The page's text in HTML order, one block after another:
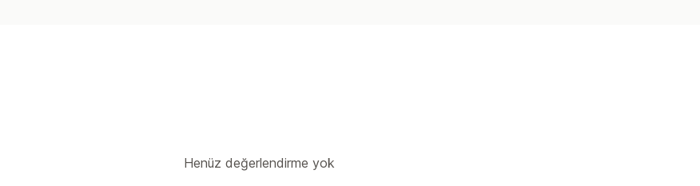
Henüz değerlendirme yok